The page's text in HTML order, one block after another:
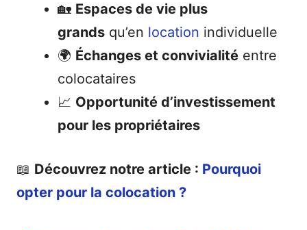
🏡 Espaces de vie plus
grands qu’en location individuelle
🌍 Échanges et convivialité entre
colocataires
📈 Opportunité d’investissement
pour les propriétaires
📖 Découvrez notre article : Pourquoi
opter pour la colocation ?